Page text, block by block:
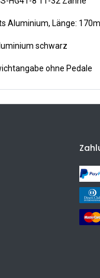
Aluminium, Länge:
schwarz
ohne Pedale